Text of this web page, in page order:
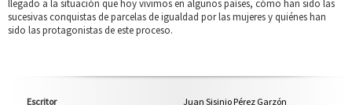
llegado a la situación que hoy vivimos en algunos países, cómo han sido las
sucesivas conquistas de parcelas de igualdad por las mujeres y quiénes han
sido las protagonistas de este proceso.
Escritor
Juan Sisinio Pérez Garzón